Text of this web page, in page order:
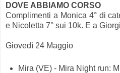
DOVE ABBIAMO CORSO
Complimenti a Monica 4° di
e Nicoletta 7° sui 10k. E a
Giovedì 24 Maggio
Mira (VE) - Mira Night run: